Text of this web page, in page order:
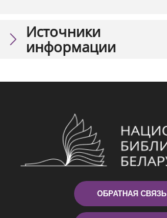
Источники
информации
ОБРАТНАЯ СВЯЗЬ